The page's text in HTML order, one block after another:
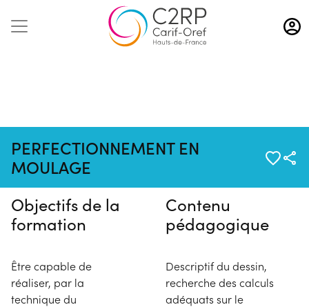
Aller
au
contenu
PERFECTIONNEMENT EN
MOULAGE
Pas de session programmée en
ce moment
Objectifs de la
formation
Être capable de
réaliser, par la
technique du
Contenu
pédagogique
Descriptif du dessin,
recherche des calculs
adéquats sur le